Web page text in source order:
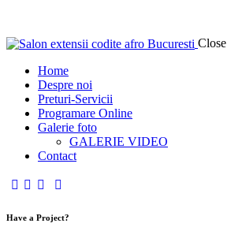
Close
Home
Despre noi
Preturi-Servicii
Programare Online
Galerie foto
GALERIE VIDEO
Contact
Have a Project?